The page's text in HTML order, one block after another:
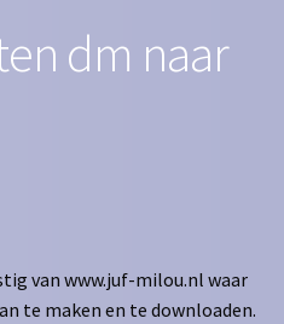
dm naar
van www.juf-milou.nl waar
te maken en te downloaden.